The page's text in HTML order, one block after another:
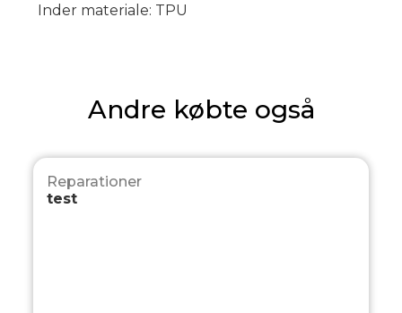
Inder materiale: TPU
Andre købte også
Reparationer
test